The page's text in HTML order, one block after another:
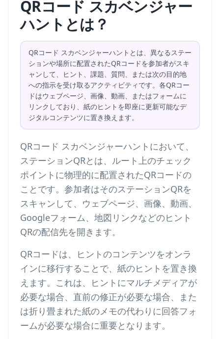
QRコード スカベンジャー
ハントとは？
QRコード スカベンジャーハントとは、異なるステー
ションや場所に配置されたQRコードを参加者がスキ
ャンして、ヒント、課題、質問、または次の目的地
への指示を受け取るアクティビティです。各QRコー
ドはウェブページ、画像、動画、またはフォームに
リンクしており、紙のヒントを即座に更新可能なデ
ジタルコンテンツに置き換えます。
QRコード スカベンジャーハントにおいて、
ステーションQRとは、ルート上のチェック
ポイントに物理的に配置されたQRコードの
ことです。参加者はそのステーションQRを
スキャンして、ウェブページ、画像、動画、
Googleフォーム、地図リンクなどのヒント
QRの配信先を開きます。
QRコードは、ヒントのコンテンツをオンラ
インに移行することで、紙のヒントを置き換
えます。これは、ヒントにマルチメディアが
必要な場合、直前の修正が必要な場合、また
は折り畳まれた紙のメモの代わりに回答フォ
ームが必要な場合に重要となります。